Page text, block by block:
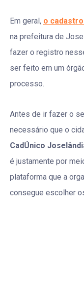
Em geral, o cadastro
na prefeitura de
fazer o registro
ser feito em um
processo.
Antes de ir fazer o
necessário que o
CadÚnico
é justamente por
plataforma que a
consegue escolher